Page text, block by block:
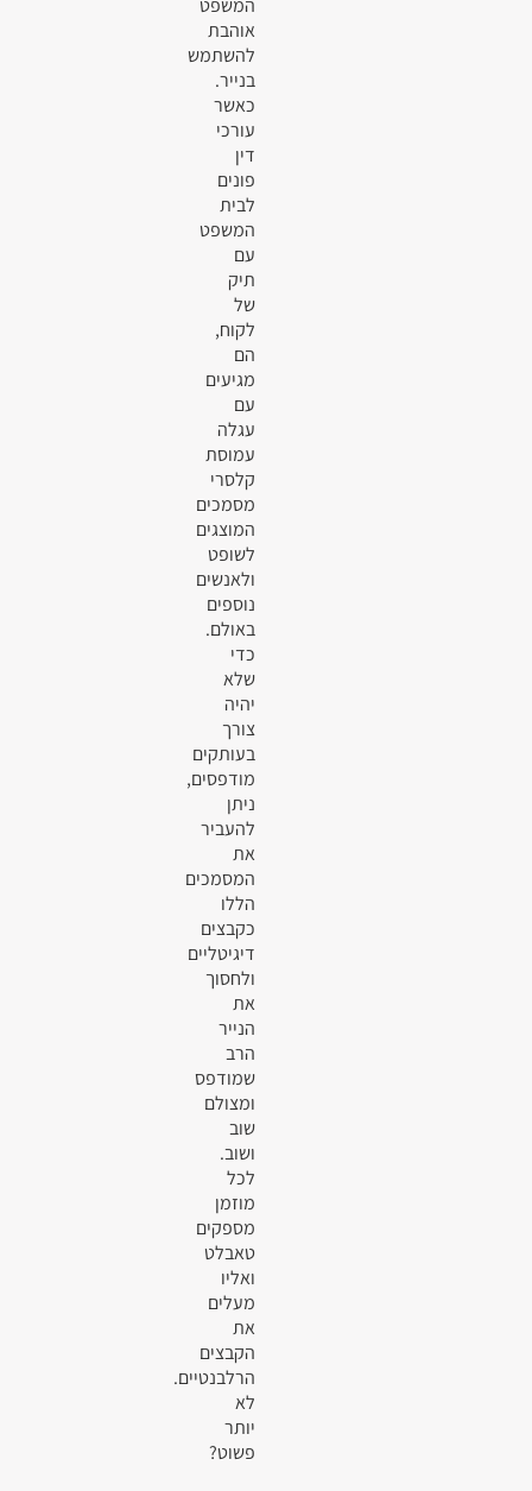
אוהבת
להשתמש
בנייר.
כאשר
עורכי
דין
פונים
לבית
המשפט
עם
תיק
של
לקוח,
הם
מגיעים
עם
עגלה
עמוסת
קלסרי
מסמכים
המוצגים
לשופט
ולאנשים
נוספים
באולם.
כדי
שלא
יהיה
צורך
בעותקים
מודפסים,
ניתן
להעביר
את
המסמכים
הללו
כקבצים
דיגיטליים
ולחסוך
את
הנייר
הרב
שמודפס
ומצולם
שוב
ושוב.
לכל
מוזמן
מספקים
טאבלט
ואליו
מעלים
את
הקבצים
הרלבנטיים.
לא
יותר
פשוט?